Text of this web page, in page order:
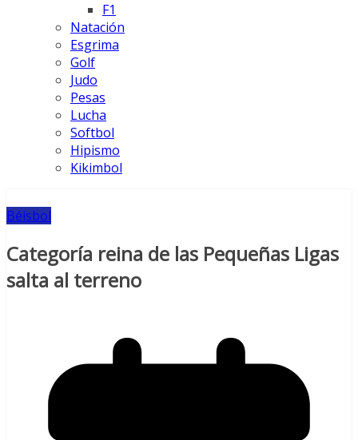
F1
Natación
Esgrima
Golf
Judo
Pesas
Lucha
Softbol
Hipismo
Kikimbol
Béisbol
Categoría reina de las Pequeñas Ligas
salta al terreno